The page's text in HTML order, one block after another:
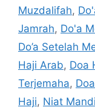
Muzdalifah,
Jamrah, Do'a
Do’a Setelah
Haji Arab, Doa
Terjemaha,
Haji, Niat